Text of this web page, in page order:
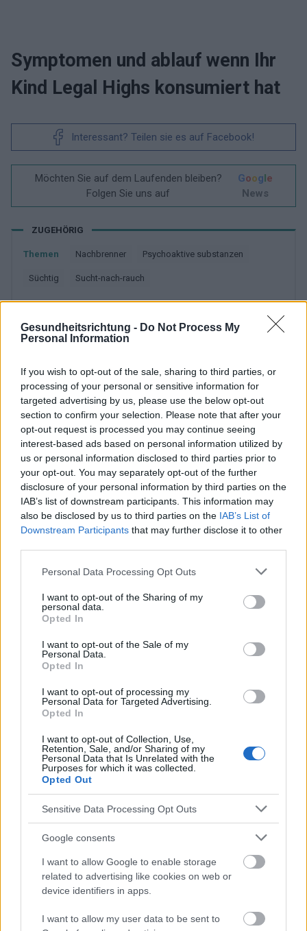
Gesundheitsrichtung - Do Not Process My
Personal Information
If you wish to opt-out of the sale, sharing to third parties, or
processing of your personal or sensitive information for
targeted advertising by us, please use the below opt-out
section to confirm your selection. Please note that after your
opt-out request is processed you may continue seeing
interest-based ads based on personal information utilized by
us or personal information disclosed to third parties prior to
your opt-out. You may separately opt-out of the further
disclosure of your personal information by third parties on the
IAB’s list of downstream participants. This information may
also be disclosed by us to third parties on the IAB’s List of
Downstream Participants that may further disclose it to other
Please note that this website/app uses one or more Google
not limited to your visit or usage behaviour. You may click to
grant or deny consent to Google and its third-party tags to
use your data for below specified purposes in below Google
consent section.
Personal Data Processing Opt Outs
I want to opt-out of the Sharing of my
personal data.
Opted In
I want to opt-out of the Sale of my
Personal Data.
Opted In
I want to opt-out of processing my
Personal Data for Targeted Advertising.
Opted In
I want to opt-out of Collection, Use,
Retention, Sale, and/or Sharing of my
Personal Data that Is Unrelated with the
Purposes for which it was collected.
Opted Out
Sensitive Data Processing Opt Outs
Google consents
I want to allow Google to enable storage
related to advertising like cookies on web or
device identifiers in apps.
I want to allow my user data to be sent to
Symptomen und ablauf wenn Ihr
Kind Legal Highs konsumiert hat
Interessant? Teilen sie es auf Facebook!
Möchten Sie auf dem Laufenden bleiben?
Folgen Sie uns auf
Google
News
ZUGEHÖRIG
Themen Nachbrenner Psychoaktive substanzen
Süchtig Sucht-nach-rauch
polskim
BIBLIOGRAFIE
"Klinische Neurologie" R. Mazur, Via Medica, Gdansk 2007, 3.
"Neurologie" W. Kozubski, P.P. Liberski, Wydawnictwo Lekarskie
PZWL, Warschau 2011, 1.Auflage.
"Krankheiten des Nervensystems" herausgegeben von W.
Kozubski und P.P. Liberski, Wydawnictwo Lekarskie PZWL,
Warschau 2004.
Neurologie und Neurochirurgie. Kenneth W. Lindsay, Ian Bone.
ed.I edycja pol. W. Kozubski. U&P Wrocław 2006.
Król M., Panasiuk L., Szponar E., Ostre zatrucia, Wydawnictwo
Techniczne, Warszawa 2008.
83-244-0009-5.
Quellen
http://upload.lo17.wroc.pl/upload/dopalacze.pdf
http://europepmc.org/abstract/MED/3748091
000848
http://journals.psychiatryonline.org/article.aspx?
articleid=153303
0443.2004.00744.x/abstract?
deniedAccessCustomisedMessage=&userIsAuthenticated=fal
Bildungs- und Informationszwecken. Der Herausgeber und die
Redaktion der Website sind nicht für die Ergebnisse ihrer
Anwendung verantwortlich. Bevor Sie Ratschläge oder Tipps auf
der Website verwenden, ist es unbedingt erforderlich, einen Arzt
zu konsultieren.